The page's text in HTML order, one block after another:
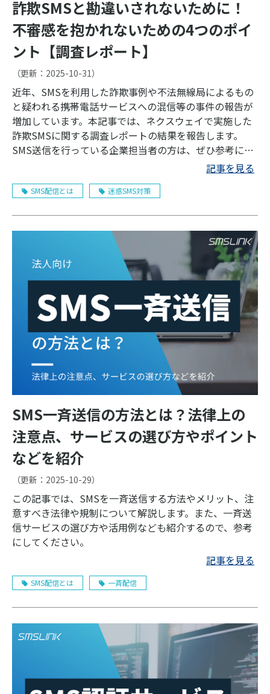
詐欺SMSと勘違いされないために！
不審感を抱かれないための4つのポイ
ント【調査レポート】
（更新： 2025-10-31）
近年、SMSを利用した詐欺事例や不法無線局によるもの
と疑われる携帯電話サービスへの混信等の事件の報告が
増加しています。本記事では、ネクスウェイで実施した
詐欺SMSに関する調査レポートの結果を報告します。
SMS送信を行っている企業担当者の方は、ぜひ参考にし
記事を見る
SMS配信とは 迷惑SMS対策
SMS一斉送信の方法とは？法律上の
注意点、サービスの選び方やポイント
などを紹介
（更新： 2025-10-29）
この記事では、SMSを一斉送信する方法やメリット、注
意すべき法律や規制について解説します。また、一斉送
信サービスの選び方や活用例なども紹介するので、参考
にしてください。
記事を見る
SMS配信とは 一斉配信